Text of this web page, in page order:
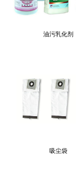
油污乳化剂
吸尘袋